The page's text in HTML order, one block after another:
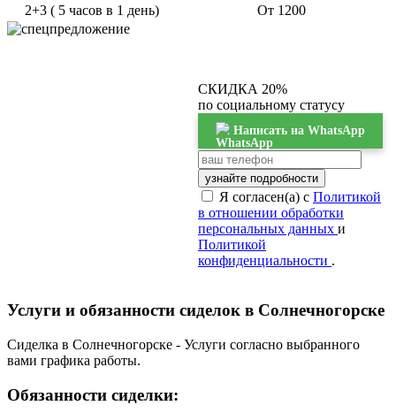
2+3 ( 5 часов в 1 день)
От 1200
СКИДКА 20%
по социальному статусу
Написать на WhatsApp
узнайте подробности
Я согласен(а) с Политикой
в отношении обработки
персональных данных и
Политикой
конфиденциальности .
Услуги и обязанности сиделок в Солнечногорске
Сиделка в Солнечногорске - Услуги согласно выбранного
вами графика работы.
Обязанности сиделки: